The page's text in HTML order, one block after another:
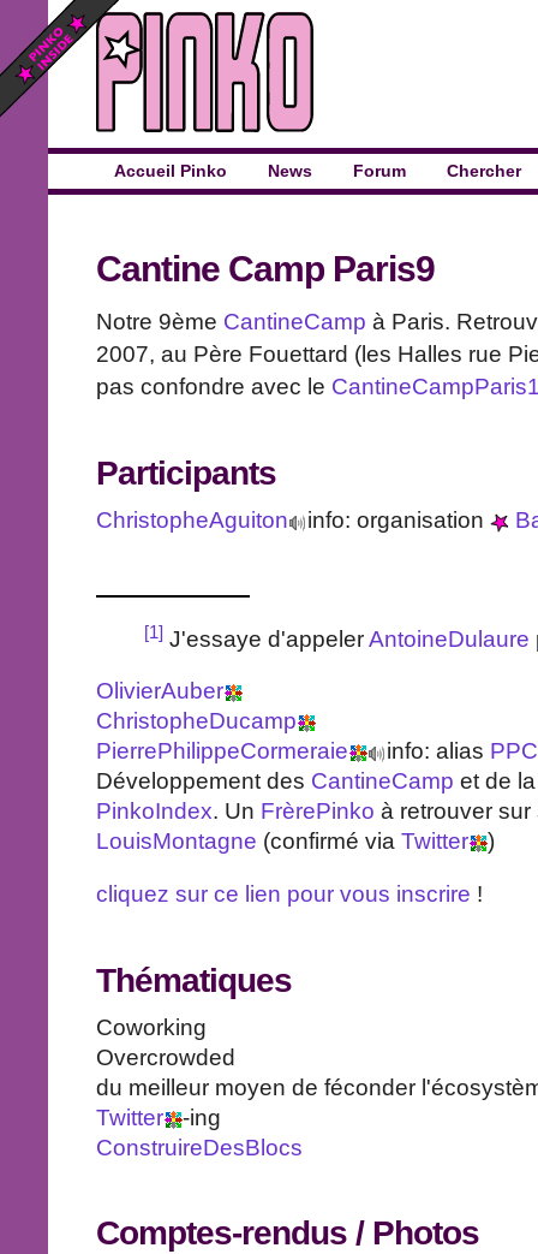
Accueil Pinko News Forum Chercher
Cantine Camp Paris9
Notre 9ème CantineCamp à Paris.
2007, au Père Fouettard (les Halles rue
pas confondre avec le
Participants
ChristopheAguiton info: organisation
[1] J'essaye d'appelerAntoineDulaure
OlivierAuber
ChristopheDucamp
PierrePhilippeCormeraie
info: alias PPC
Développement des CantineCamp et de
PinkoIndex. Un FrèrePinko à retrouver
LouisMontagne (confirmé via Twitter )
cliquez sur ce lien pour vous inscrire !
Thématiques
Coworking
Overcrowded
du meilleur moyen de féconder
Twitter
-ing
ConstruireDesBlocs
Comptes-rendus / Photos